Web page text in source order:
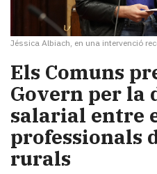
Jéssica Albiach, en una intervenció
Els Comuns
Govern per la
salarial entre
professionals
rurals